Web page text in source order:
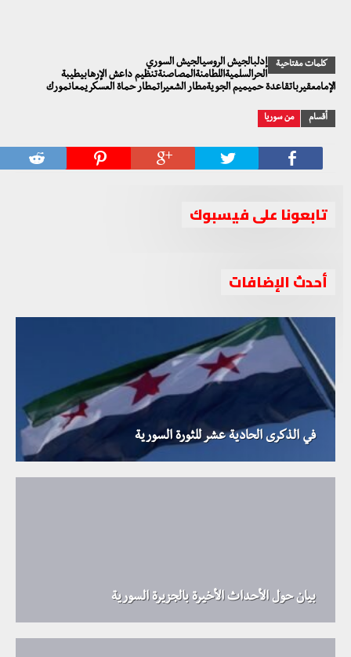
كلمات مفتاحية
إدلبالجيش الروسيالجيش السوري
الحرالسلميةاللطامنةالمصاصنةتنظيم داعش الإرهابيطيبة
الإمامعقيرباتقاعدة حميميم الجويةمطار الشعيراتمطار حماة العسكريمعانمورك
أقسام من سوريا
تابعونا على فيسبوك
أحدث الإضافات
في الذكرى الحادية عشر للثورة السورية
بيان حول الأحداث الأخيرة بالجزيرة السورية